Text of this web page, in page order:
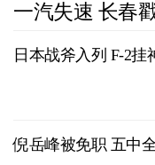
一汽失速 长春
日本战斧入列 F-2挂
倪岳峰被免职 五中